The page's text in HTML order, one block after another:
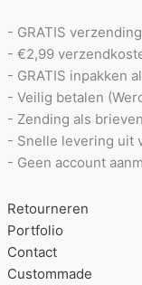
- GRATIS
- €2,99
- GRATIS inpakken
- Veilig betalen
- Zending als
- Snelle levering uit
- Geen account
Retourneren
Portfolio
Contact
Custommade